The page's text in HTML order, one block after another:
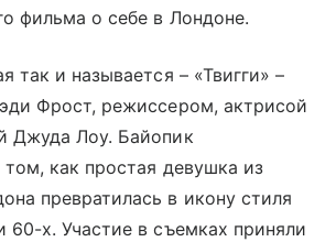
фильма о себе в Лондоне.
так и называется – «Твигги» –
Фрост, режиссером, актрисой
Джуда Лоу. Байопик
том, как простая девушка из
превратилась в икону стиля
60-х. Участие в съемках приняли